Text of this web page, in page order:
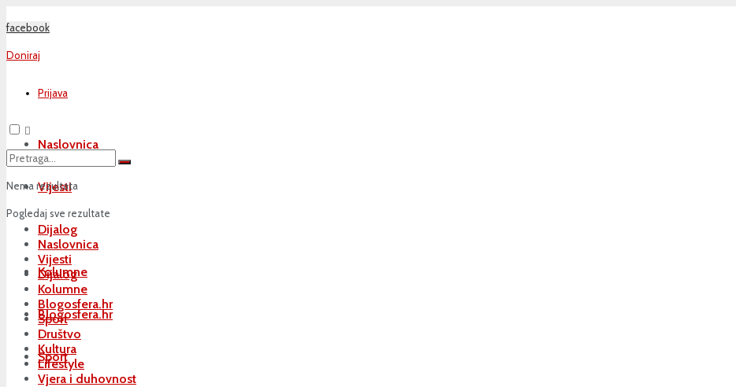
facebook
Doniraj
Prijava
Nema rezultata
Pogledaj sve rezultate
Naslovnica
Vijesti
Dijalog
Kolumne
Blogosfera.hr
Sport
Naslovnica
Vijesti
Dijalog
Kolumne
Blogosfera.hr
Sport
Društvo
Kultura
Lifestyle
Vjera i duhovnost